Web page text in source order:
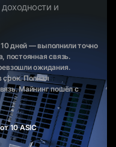
и
дней — выполнили точно
постоянная связь.
ожидания.
Полная
Майнинг пошёл с
10 ASIC